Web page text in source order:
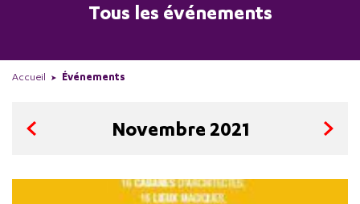
Tous les événements
Accueil Événements
Novembre 2021